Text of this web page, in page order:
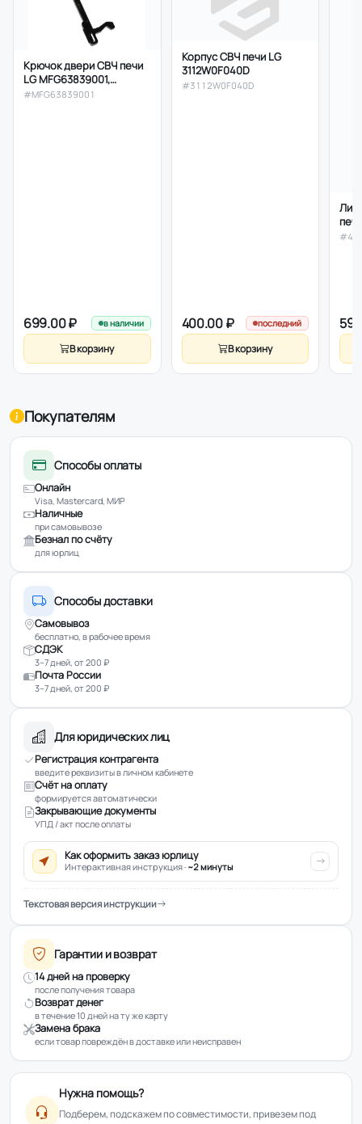
Крючок двери СВЧ печи
LG MFG63839001,
оригинал
#MFG63839001
699.00 ₽ в наличии
В корзину
Корпус СВЧ печи LG
3112W0F040D
#3112W0F040D
400.00 ₽ последний
В корзину
Покупателям
Способы оплаты
Онлайн
Visa, Mastercard, МИР
Наличные
при самовывозе
Безнал по счёту
для юрлиц
Способы доставки
Самовывоз
бесплатно, в рабочее время
СДЭК
3–7 дней, от 200 ₽
Почта России
3–7 дней, от 200 ₽
Для юридических лиц
Регистрация контрагента
введите реквизиты в личном кабинете
Счёт на оплату
формируется автоматически
Закрывающие документы
УПД / акт после оплаты
Как оформить заказ юрлицу
Интерактивная инструкция · ~2 минуты
Текстовая версия инструкции
Гарантии и возврат
14 дней на проверку
после получения товара
Возврат денег
в течение 10 дней на ту же карту
Замена брака
если товар повреждён в доставке или неисправен
Нужна помощь?
Подберем, подскажем по совместимости, привезем под